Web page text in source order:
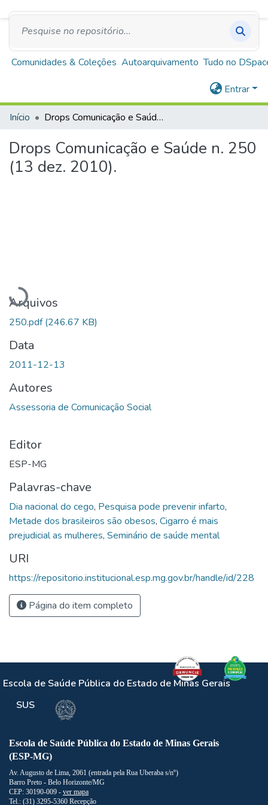
Repositório Institucional Escola de Saúde Pública
de Minas Gerais
Comunidades & Coleções Autoarquivamento Tudo no
Entrar
Início Drops Comunicação e Saúde n. 250 (13 dez. 2010).
Drops Comunicação e Saúde n. 250
(13 dez. 2010).
Carregando...
Arquivos
250.pdf(246.67 KB)
Data
2011-12-13
Autores
Assessoria de Comunicação Social
Editor
ESP-MG
Palavras-chave
Dia nacional do cego, Pesquisa pode prevenir infarto,
Metade dos brasileiros são obesos, Cigarro é mais
prejudicial as mulheres, Seminário de saúde mental
URI
https://repositorio.institucional.esp.mg.gov.br/handle/id/228
Página do item completo
Escola de Saúde Pública do Estado de Minas Gerais
SUS
Escola de Saúde Pública do Estado de Minas Gerais
(ESP-MG)
Av. Augusto de Lima, 2061 (entrada pela Rua Uberaba s/nº)
Barro Preto - Belo Horizonte/MG
CEP: 30190-009 - ver mapa
Tel.: (31) 3295-5360 Recepção